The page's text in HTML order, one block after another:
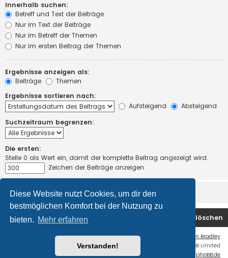
Diese Website nutzt Cookies, um dir den
bestmöglichen Komfort bei der Nutzung zu
bieten. Mehr erfahren
Verstanden!
Innerhalb suchen:
Betreff und Text der Beiträge
Nur im Text der Beiträge
Nur im Betreff der Themen
Nur im ersten Beitrag der Themen
Ergebnisse anzeigen als:
Beiträge
Themen
Ergebnisse sortieren nach:
Aufsteigend
Absteigend
Suchzeitraum begrenzen:
Die ersten:
Stelle 0 als Wert ein, damit der komplette Beitrag angezeigt wird.
Zeichen der Beiträge anzeigen
Startseite Foren-Übersicht Alle Cookies löschen
Ian Bradley
Powered byphpBB
® Forum Software © phpBB Limited
Deutsche Übersetzung durch phpBB.de